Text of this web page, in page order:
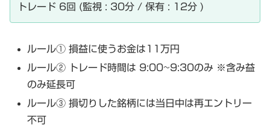
トレード 6回 (監視 : 30分 / 保有 : 12分 )
ルール① 損益に使うお金は11万円
ルール② トレード時間は 9:00~9:30のみ ※含み益
のみ延長可
ルール③ 損切りした銘柄には当日中は再エントリー
不可